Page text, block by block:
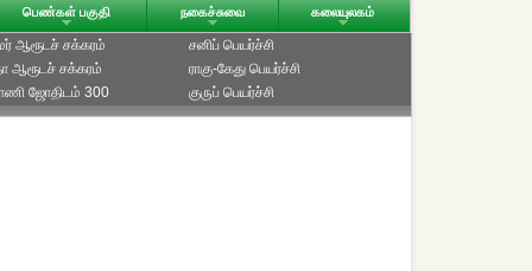
பெண்கள் பகுதி நகைச்சுவை கலையுலகம்
ஆரூடச் சக்கரம்
ஆரூடச் சக்கரம்
ஜோதிடம் 300
சனிப் பெயர்ச்சி
ராகு-கேது பெயர்ச்சி
குருப் பெயர்ச்சி